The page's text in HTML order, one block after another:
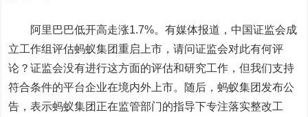
阿里巴巴低开高走涨1.7%。有媒体报道，中国证监会成
立工作组评估蚂蚁集团重启上市，请问证监会对此有何评
论？证监会没有进行这方面的评估和研究工作，但我们支持
符合条件的平台企业在境内外上市。随后，蚂蚁集团发布公
告，表示蚂蚁集团正在监管部门的指导下专注落实整改工